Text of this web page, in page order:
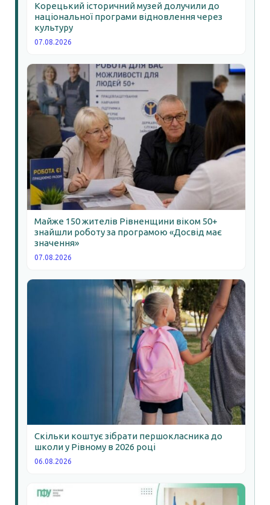
Корецький історичний музей долучили до
національної програми відновлення через
культуру
07.08.2026
Майже 150 жителів Рівненщини віком 50+
знайшли роботу за програмою «Досвід має
значення»
07.08.2026
Скільки коштує зібрати першокласника до
школи у Рівному в 2026 році
06.08.2026